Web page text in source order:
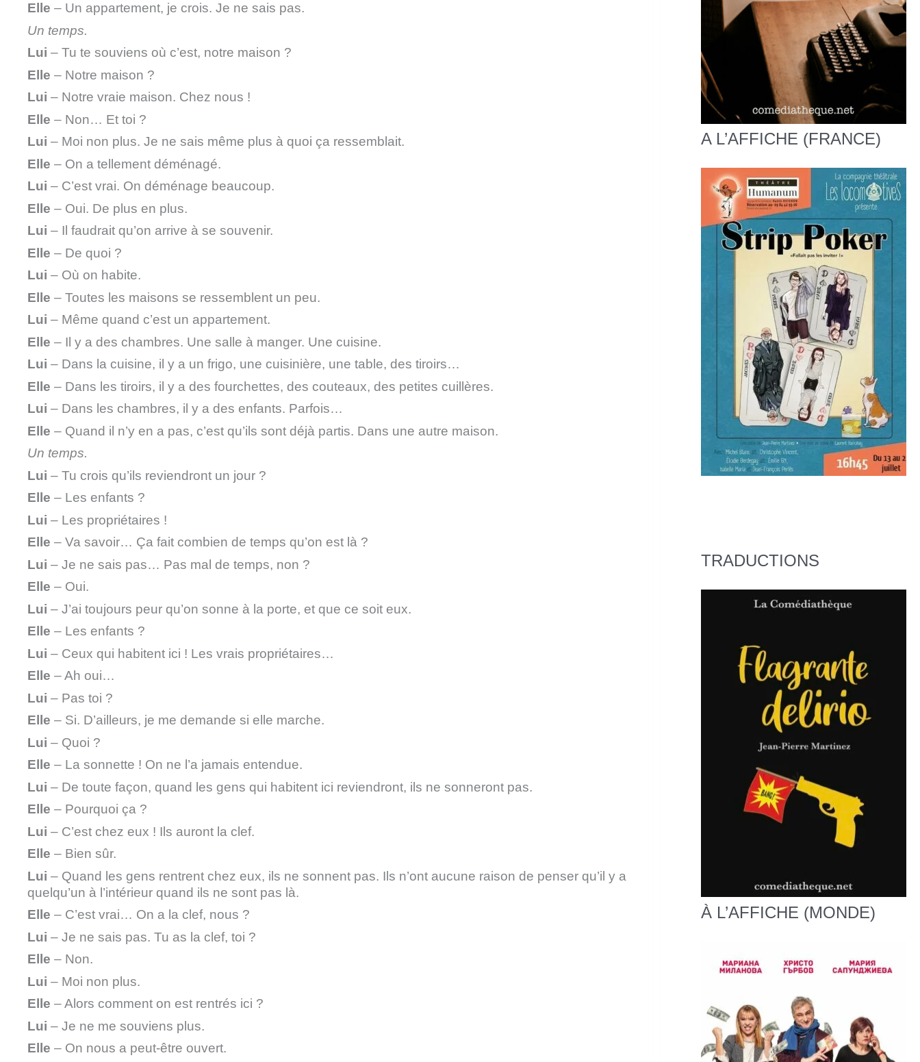
Elle – Un appartement, je crois. Je ne sais pas.
Un temps.
Lui – Tu te souviens où c’est, notre maison ?
Elle – Notre maison ?
Lui – Notre vraie maison. Chez nous !
Elle – Non… Et toi ?
Lui – Moi non plus. Je ne sais même plus à quoi ça ressemblait.
Elle – On a tellement déménagé.
Lui – C’est vrai. On déménage beaucoup.
Elle – Oui. De plus en plus.
Lui – Il faudrait qu’on arrive à se souvenir.
Elle – De quoi ?
Lui – Où on habite.
Elle – Toutes les maisons se ressemblent un peu.
Lui – Même quand c’est un appartement.
Elle – Il y a des chambres. Une salle à manger. Une cuisine.
Lui – Dans la cuisine, il y a un frigo, une cuisinière, une table, des tiroirs…
Elle – Dans les tiroirs, il y a des fourchettes, des couteaux, des petites cuillères.
Lui – Dans les chambres, il y a des enfants. Parfois…
Elle – Quand il n’y en a pas, c’est qu’ils sont déjà partis. Dans une autre maison.
Un temps.
Lui – Tu crois qu’ils reviendront un jour ?
Elle – Les enfants ?
Lui – Les propriétaires !
Elle – Va savoir… Ça fait combien de temps qu’on est là ?
Lui – Je ne sais pas… Pas mal de temps, non ?
Elle – Oui.
Lui – J’ai toujours peur qu’on sonne à la porte, et que ce soit eux.
Elle – Les enfants ?
Lui – Ceux qui habitent ici ! Les vrais propriétaires…
Elle – Ah oui…
Lui – Pas toi ?
Elle – Si. D’ailleurs, je me demande si elle marche.
Lui – Quoi ?
Elle – La sonnette ! On ne l’a jamais entendue.
Lui – De toute façon, quand les gens qui habitent ici reviendront, ils ne sonneront pas.
Elle – Pourquoi ça ?
Lui – C’est chez eux ! Ils auront la clef.
Elle – Bien sûr.
Lui – Quand les gens rentrent chez eux, ils ne sonnent pas. Ils n’ont aucune raison de penser qu’il y a
quelqu’un à l’intérieur quand ils ne sont pas là.
Elle – C’est vrai… On a la clef, nous ?
Lui – Je ne sais pas. Tu as la clef, toi ?
Elle – Non.
Lui – Moi non plus.
Elle – Alors comment on est rentrés ici ?
Lui – Je ne me souviens plus.
Elle – On nous a peut-être ouvert.
A L’AFFICHE (FRANCE)
TRADUCTIONS
À L’AFFICHE (MONDE)